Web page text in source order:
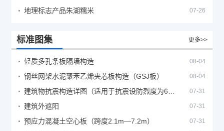
地理标志产品朱湖糯米 07-26
标准图集 更多>>
轻质多孔条板隔墙构造 08-04
钢丝网架水泥聚苯乙烯夹芯板构造（GSJ板） 08-04
07-31
建筑外遮阳 07-31
预应力混凝土空心板（跨度2.1m—7.2m） 07-31